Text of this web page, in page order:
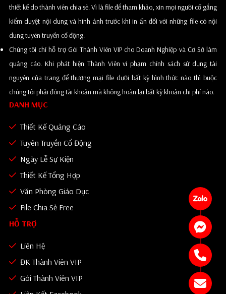
thiết kế do thành viên chia sẻ. Vì là file để tham khảo, xin mọi người cố gắng
kiểm duyệt nội dung và hình ảnh trước khi in ấn đối với những file có nội
dung tuyên truyền cổ động.
Chúng tôi chỉ hỗ trợ Gói Thành Viên VIP cho Doanh Nghiệp và Cơ Sở làm
quảng cáo. Khi phát hiện Thành Viên vi phạm chính sách sử dụng tài
nguyên của trang để thương mại file dưới bất kỳ hình thức nào thì buộc
chúng tôi phải đóng tài khoản mà không hoàn lại bất kỳ khoản chi phí nào.
DANH MỤC
Thiết Kế Quảng Cáo
Tuyên Truyền Cổ Động
Ngày Lễ Sự Kiện
Thiết Kế Tổng Hợp
Văn Phòng Giáo Dục
File Chia Sẻ Free
HỖ TRỢ
Liên Hệ
ĐK Thành Viên VIP
Gói Thành Viên VIP